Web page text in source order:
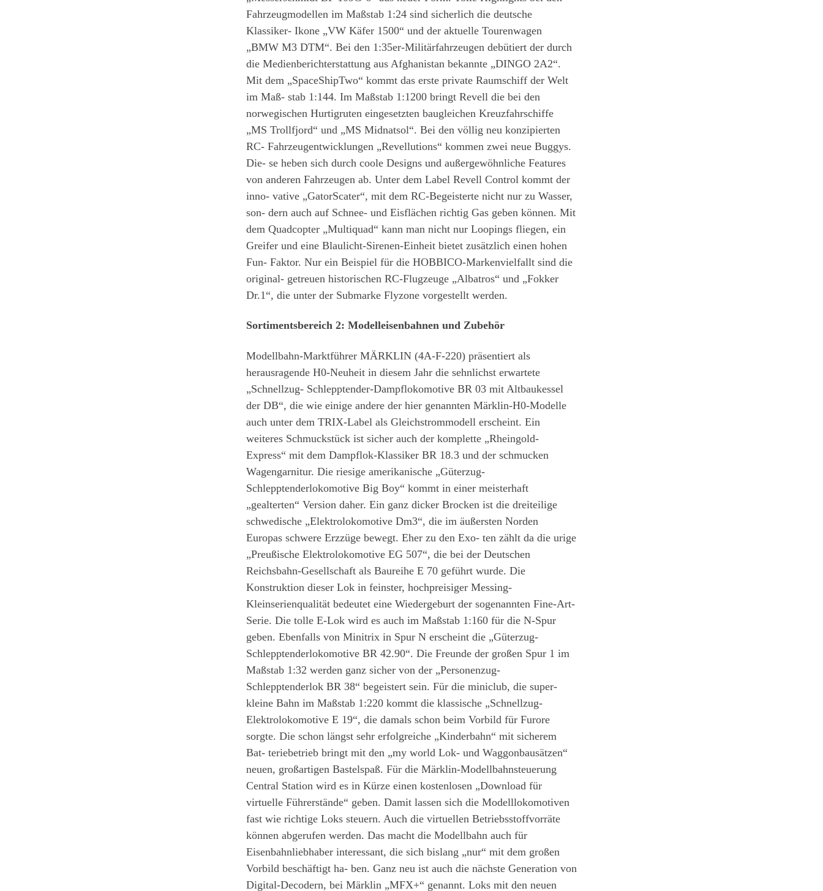
Fahrzeugmodellen im Maßstab 1:24 sind sicherlich die deutsche
Klassiker- Ikone „VW Käfer 1500“ und der aktuelle Tourenwagen
„BMW M3 DTM“. Bei den 1:35er-Militärfahrzeugen debütiert der durch
die Medienberichterstattung aus Afghanistan bekannte „DINGO 2A2“.
Mit dem „SpaceShipTwo“ kommt das erste private Raumschiff der Welt
im Maß- stab 1:144. Im Maßstab 1:1200 bringt Revell die bei den
norwegischen Hurtigruten eingesetzten baugleichen Kreuzfahrschiffe
„MS Trollfjord“ und „MS Midnatsol“. Bei den völlig neu konzipierten
RC- Fahrzeugentwicklungen „Revellutions“ kommen zwei neue Buggys.
Die- se heben sich durch coole Designs und außergewöhnliche Features
von anderen Fahrzeugen ab. Unter dem Label Revell Control kommt der
inno- vative „GatorScater“, mit dem RC-Begeisterte nicht nur zu Wasser,
son- dern auch auf Schnee- und Eisflächen richtig Gas geben können. Mit
dem Quadcopter „Multiquad“ kann man nicht nur Loopings fliegen, ein
Greifer und eine Blaulicht-Sirenen-Einheit bietet zusätzlich einen hohen
Fun- Faktor. Nur ein Beispiel für die HOBBICO-Markenvielfallt sind die
original- getreuen historischen RC-Flugzeuge „Albatros“ und „Fokker
Dr.1“, die unter der Submarke Flyzone vorgestellt werden.
Sortimentsbereich 2: Modelleisenbahnen und Zubehör
Modellbahn-Marktführer MÄRKLIN (4A-F-220) präsentiert als
herausragende H0-Neuheit in diesem Jahr die sehnlichst erwartete
„Schnellzug- Schlepptender-Dampflokomotive BR 03 mit Altbaukessel
der DB“, die wie einige andere der hier genannten Märklin-H0-Modelle
auch unter dem TRIX-Label als Gleichstrommodell erscheint. Ein
weiteres Schmuckstück ist sicher auch der komplette „Rheingold-
Express“ mit dem Dampflok-Klassiker BR 18.3 und der schmucken
Wagengarnitur. Die riesige amerikanische „Güterzug-
Schlepptenderlokomotive Big Boy“ kommt in einer meisterhaft
„gealterten“ Version daher. Ein ganz dicker Brocken ist die dreiteilige
schwedische „Elektrolokomotive Dm3“, die im äußersten Norden
Europas schwere Erzzüge bewegt. Eher zu den Exo- ten zählt da die urige
„Preußische Elektrolokomotive EG 507“, die bei der Deutschen
Reichsbahn-Gesellschaft als Baureihe E 70 geführt wurde. Die
Konstruktion dieser Lok in feinster, hochpreisiger Messing-
Kleinserienqualität bedeutet eine Wiedergeburt der sogenannten Fine-Art-
Serie. Die tolle E-Lok wird es auch im Maßstab 1:160 für die N-Spur
geben. Ebenfalls von Minitrix in Spur N erscheint die „Güterzug-
Schlepptenderlokomotive BR 42.90“. Die Freunde der großen Spur 1 im
Maßstab 1:32 werden ganz sicher von der „Personenzug-
Schlepptenderlok BR 38“ begeistert sein. Für die miniclub, die super-
kleine Bahn im Maßstab 1:220 kommt die klassische „Schnellzug-
Elektrolokomotive E 19“, die damals schon beim Vorbild für Furore
sorgte. Die schon längst sehr erfolgreiche „Kinderbahn“ mit sicherem
Bat- teriebetrieb bringt mit den „my world Lok- und Waggonbausätzen“
neuen, großartigen Bastelspaß. Für die Märklin-Modellbahnsteuerung
Central Station wird es in Kürze einen kostenlosen „Download für
virtuelle Führerstände“ geben. Damit lassen sich die Modelllokomotiven
fast wie richtige Loks steuern. Auch die virtuellen Betriebsstoffvorräte
können abgerufen werden. Das macht die Modellbahn auch für
Eisenbahnliebhaber interessant, die sich bislang „nur“ mit dem großen
Vorbild beschäftigt ha- ben. Ganz neu ist auch die nächste Generation von
Digital-Decodern, bei Märklin „MFX+“ genannt. Loks mit den neuen